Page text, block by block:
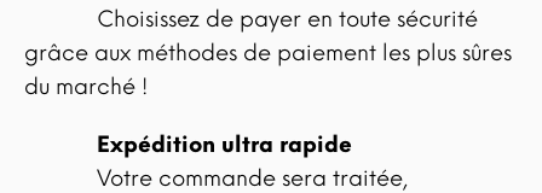
Choisissez de payer en toute sécurité
grâce aux méthodes de paiement les plus sûres
du marché !
Expédition ultra rapide
Votre commande sera traitée,